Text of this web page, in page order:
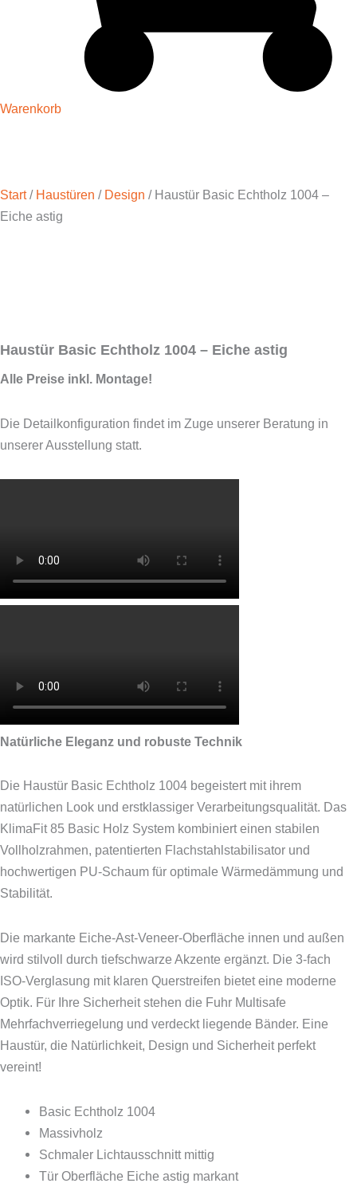
Warenkorb
Start/ Haustüren / Design / Haustür Basic Echtholz 1004 –
Eiche astig
Haustür Basic Echtholz 1004 – Eiche astig
Alle Preise inkl. Montage!
Die Detailkonfiguration findet im Zuge unserer Beratung in
unserer Ausstellung statt.
Natürliche Eleganz und robuste Technik
Die Haustür Basic Echtholz 1004 begeistert mit ihrem
natürlichen Look und erstklassiger Verarbeitungsqualität. Das
KlimaFit 85 Basic Holz System kombiniert einen stabilen
Vollholzrahmen, patentierten Flachstahlstabilisator und
hochwertigen PU-Schaum für optimale Wärmedämmung und
Stabilität.
Die markante Eiche-Ast-Veneer-Oberfläche innen und außen
wird stilvoll durch tiefschwarze Akzente ergänzt. Die 3-fach
ISO-Verglasung mit klaren Querstreifen bietet eine moderne
Optik. Für Ihre Sicherheit stehen die Fuhr Multisafe
Mehrfachverriegelung und verdeckt liegende Bänder. Eine
Haustür, die Natürlichkeit, Design und Sicherheit perfekt
vereint!
Basic Echtholz 1004
Massivholz
Schmaler Lichtausschnitt mittig
Tür Oberfläche Eiche astig markant